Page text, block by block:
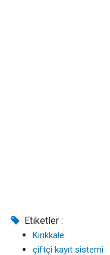
Etiketler :
Kırıkkale
çiftçi kayıt sistemi